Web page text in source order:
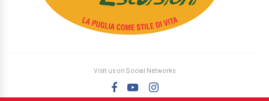
Visit us on Social Networks